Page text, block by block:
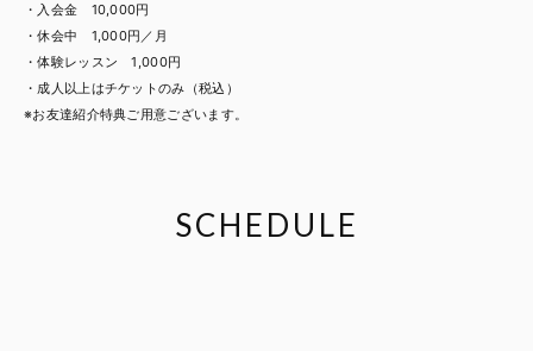
・入会金 10,000円
・休会中 1,000円／月
・体験レッスン 1,000円
・成人以上はチケットのみ（税込）
※お友達紹介特典ご用意ございます。
SCHEDULE